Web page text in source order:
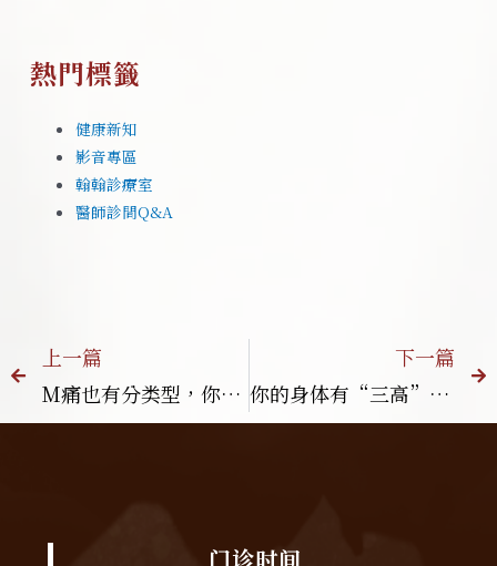
熱門標籤
健康新知
影音專區
翰翰診療室
醫師診間Q&A
上一篇
M痛也有分类型，你知道吗？ 跟着中医从这3种证型有效调理！
下一篇
你的身体有“三高”警讯吗？翰医堂中医解析高血压、高血糖、高血脂，不是没症状就没事！
门诊时间